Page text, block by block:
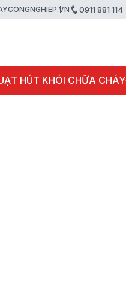
0911 881 114
HÚT KHÓI CHỮA CHÁY